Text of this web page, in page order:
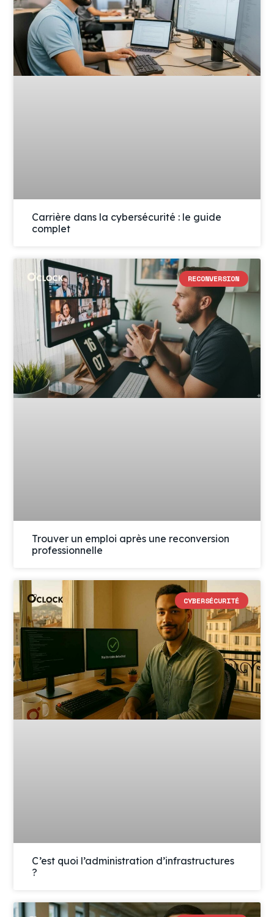
Carrière dans la cybersécurité : le guide
complet
RECONVERSION
Trouver un emploi après une reconversion
professionnelle
CYBERSÉCURITÉ
C’est quoi l’administration d’infrastructures
?